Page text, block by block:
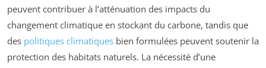
peuvent contribuer à l’atténuation des impacts du
changement climatique en stockant du carbone, tandis que
des politiques climatiques bien formulées peuvent soutenir la
protection des habitats naturels. La nécessité d’une